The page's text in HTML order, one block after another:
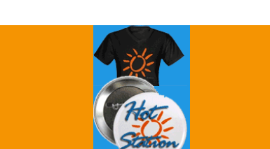
Grey's Anatomy